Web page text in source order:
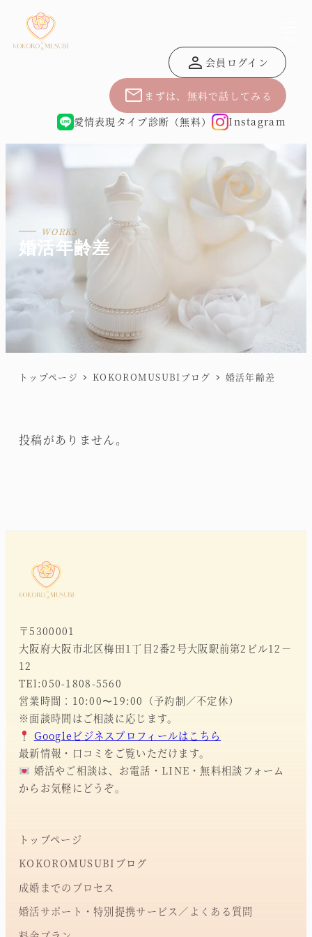
person 会員ログイン
mail まずは、無料で話してみる
愛情表現タイプ診断（無料）
Instagram
婚活年齢差
トップページ KOKOROMUSUBIブログ 婚活年齢差
投稿がありません。
〒5300001
大阪府大阪市北区梅田1丁目2番2号大阪駅前第2ビル12－
12
TEl:050-1808-5560
営業時間：10:00〜19:00（予約制／不定休）
※面談時間はご相談に応じます。
Googleビジネスプロフィールはこちら
最新情報・口コミをご覧いただけます。
婚活やご相談は、お電話・LINE・無料相談フォーム
からお気軽にどうぞ。
トップページ
KOKOROMUSUBIブログ
成婚までのプロセス
婚活サポート・特別提携サービス／よくある質問